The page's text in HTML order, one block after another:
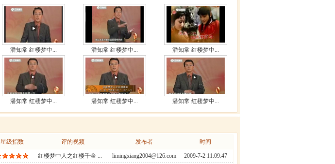
潘知常 红楼梦中... 潘知常 红楼梦中... 潘知常 红楼梦中...
潘知常 红楼梦中... 潘知常 红楼梦中... 潘知常 红楼梦中...
星级指数 评的视频 发布者 时间
红楼梦中人之红楼千金 ... limingxiang2004@126.com 2009-7-2 11:09:47